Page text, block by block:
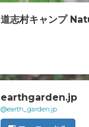
道志村キャンプ
earthgarden.jp
@earth_garden.jp